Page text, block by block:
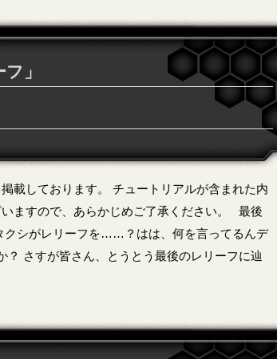
」
載しております。 チュートリアルが含まれた内
ますので、あらかじめご了承ください。 最後
シがレリーフを……？はは、何を言ってるんデ
？ さすが皆さん、とうとう最後のレリーフに辿